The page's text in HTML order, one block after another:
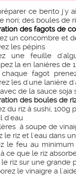
ce bento j'y
nori; des boules de
des fagots de
un concombre et
les pépins
une feuille
la en lanières de
chaque fagot
les d'une lanière
de la sauce soja
des boules de
du riz à sushi, 100g
d'eau
à soupe de
le riz et l'eau dans
le feu au
ce que le riz
le riz sur une grande
le vinaigre a